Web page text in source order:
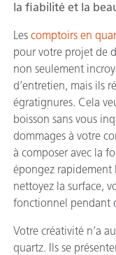
la fiabilité et la
Les comptoirs en
pour votre projet de
non seulement
d’entretien, mais ils
égratignures. Cela
boisson sans vous
dommages à votre
à composer avec la
épongez rapidement
nettoyez la surface,
fonctionnel pendant
Votre créativité n’a
quartz. Ils se